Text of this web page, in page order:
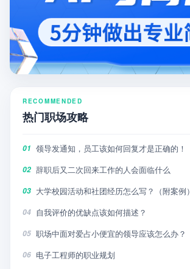
RECOMMENDED
热门职场攻略
01 领导发通知，员工该如何回复才是正确的！
02 辞职后又二次回来工作的人会面临什么
03 大学校园活动和社团经历怎么写？（附案例）
04 自我评价的优缺点该如何描述？
05 职场中面对爱占小便宜的领导应该怎么办？
06 电子工程师的职业规划